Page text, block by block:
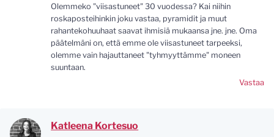
Olemmeko "viisastuneet" 30 vuodessa? Kai niihin
roskaposteihinkin joku vastaa, pyramidit ja muut
rahantekohuuhaat saavat ihmisiä mukaansa jne. jne. Oma
päätelmäni on, että emme ole viisastuneet tarpeeksi,
olemme vain hajauttaneet "tyhmyyttämme" moneen
suuntaan.
Vastaa
Katleena Kortesuo